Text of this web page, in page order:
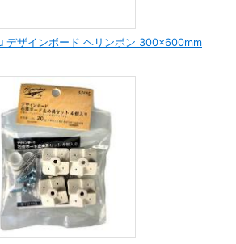
デザインボード ヘリンボン 300×600mm